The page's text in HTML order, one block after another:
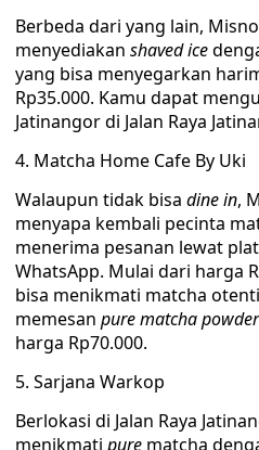
Berbeda dari yang lain,
menyediakan shaved ice
yang bisa menyegarkan
Rp35.000. Kamu dapat
Jatinangor di Jalan Raya
4. Matcha Home Cafe By Uki
Walaupun tidak bisa dine in,
menyapa kembali pecinta
menerima pesanan lewat
WhatsApp. Mulai dari harga
bisa menikmati matcha
memesan pure matcha powder
harga Rp70.000.
5. Sarjana Warkop
Berlokasi di Jalan Raya
menikmati pure matcha